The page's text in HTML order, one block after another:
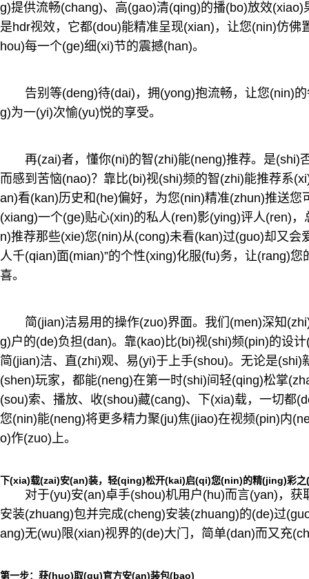
g)提供流畅(chang)、高(gao)清(qing)的播(bo)放效
是hdr视效，它都(dou)能精准呈现(xian)，让您(nin)仿
hou)每一个(ge)细(xi)节的震撼(han)。
告别等(deng)待(dai)，拥(yong)抱流畅，让您(nin)
g)为一(yi)次愉(yu)悦的享受。
再(zai)者，懂你(ni)的智(zhi)能(neng)推荐。是(shi)
而感到苦恼(nao)？靠比(bi)视(shi)频的智(zhi)能推荐系
an)看(kan)历史和(he)偏好，为您(nin)精准(zhun)推送
(xiang)一个(ge)贴心(xin)的私人(ren)影(ying)评人(ren)
n)推荐那些(xie)您(nin)从(cong)未看(kan)过(guo)却又会
人千(qian)面(mian)”的个性(xing)化服(fu)务，让(rang)
喜。
简(jian)洁易用的操作(zuo)界面。我们(men)深知
g)户的(de)负担(dan)。靠(kao)比(bi)视(shi)频(pin)的设
简(jian)洁、直(zhi)观、易(yi)于上手(shou)。无论是
(shen)玩家，都能(neng)在第一时(shi)间轻(qing)松掌
(sou)索、播放、收(shou)藏(cang)、下(xia)载，一切都
您(nin)能(neng)将更多精力聚(ju)焦(jiao)在视频(pin)内
o)作(zuo)上。
下(xia)载(zai)安(an)装，轻(qing)松开(kai)启(qi)您(nin)的精(jing)彩之
对于(yu)安(an)卓手(shou)机用户(hu)而言(yan)，
安装(zhuang)包并完成(cheng)安装(zhuang)的(de)过
ang)无(wu)限(xian)视界的(de)大门，简单(dan)而又充
第一步：获(huo)取(qu)官方安(an)装包(bao)